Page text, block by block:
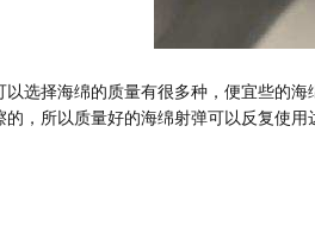
选择海绵的质量有很多种，便宜些的
，所以质量好的海绵射弹可以反复使